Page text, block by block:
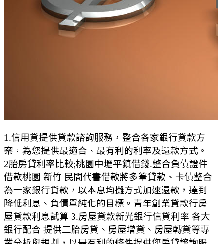
1.信用貸提供貸款諮詢服務，整合各家銀行貸款方
案，為您提供最適合、最有利的利率及還款方式。
2胎房貸利率比較;桃園中壢平鎮借錢.整合負債證件
借款桃園 新竹 民間代書借款將多筆貸款、卡債整合
為一家銀行貸款，以本息均攤方式加速還款，達到
降低利息、負債單純化的目標。青年創業貸款行房
屋貸款利息試算 3.房屋貸款新光銀行信貸利率 各大
銀行配合 提供二胎房貸、房屋增貸、房屋轉貸等專